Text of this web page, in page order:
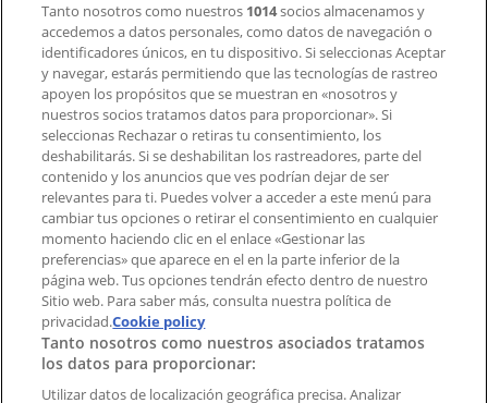
Contacto comercial y de marketing
Tienda mal colocada en el mapa
Notificar un folleto
¿Encontraste un problema en la web o en la
aplicación?
Índices
Marcas
Marcas locales
Negocios
Negocios cercanos
Productos
Productos locales
Tanto nosotros como nuestros 1014socios almacenamos y
accedemos a datos personales, como datos de navegación o
identificadores únicos, en tu dispositivo. Si seleccionas Aceptar
y navegar, estarás permitiendo que las tecnologías de rastreo
apoyen los propósitos que se muestran en «nosotros y
nuestros socios tratamos datos para proporcionar». Si
seleccionas Rechazar o retiras tu consentimiento, los
deshabilitarás. Si se deshabilitan los rastreadores, parte del
contenido y los anuncios que ves podrían dejar de ser
relevantes para ti. Puedes volver a acceder a este menú para
cambiar tus opciones o retirar el consentimiento en cualquier
momento haciendo clic en el enlace «Gestionar las
preferencias» que aparece en el en la parte inferior de la
página web. Tus opciones tendrán efecto dentro de nuestro
Sitio web. Para saber más, consulta nuestra política de
privacidad.Cookie policy
Tanto nosotros como nuestros asociados tratamos
los datos para proporcionar:
Utilizar datos de localización geográfica precisa. Analizar